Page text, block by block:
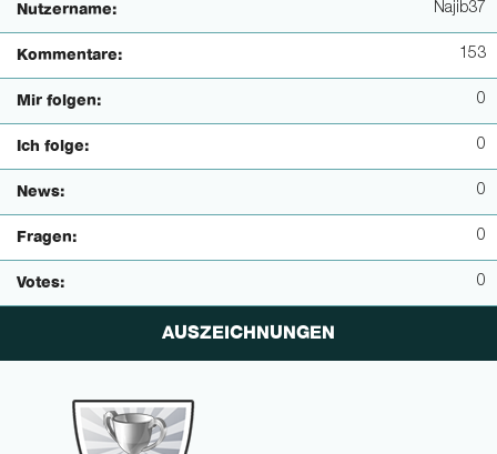
Nutzername: Najib37
Kommentare: 153
Mir folgen: 0
Ich folge: 0
News: 0
Fragen: 0
Votes: 0
AUSZEICHNUNGEN